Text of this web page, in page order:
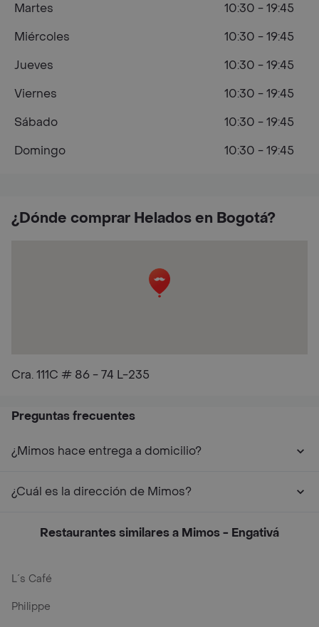
¿Dónde comprar Helados en Bogotá?
Cra. 111C # 86 - 74 L-235
Martes
10:30 - 19:45
Miércoles
10:30 - 19:45
Jueves
10:30 - 19:45
Viernes
10:30 - 19:45
Sábado
10:30 - 19:45
Domingo
10:30 - 19:45
Preguntas frecuentes
¿Mimos hace entrega a domicilio?
¿Cuál es la dirección de Mimos?
Restaurantes similares a Mimos - Engativá
L´s Café
Philippe